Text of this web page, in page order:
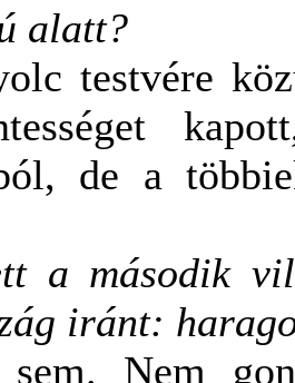
alatt?
testvére
de a
a második
iránt:
Nem